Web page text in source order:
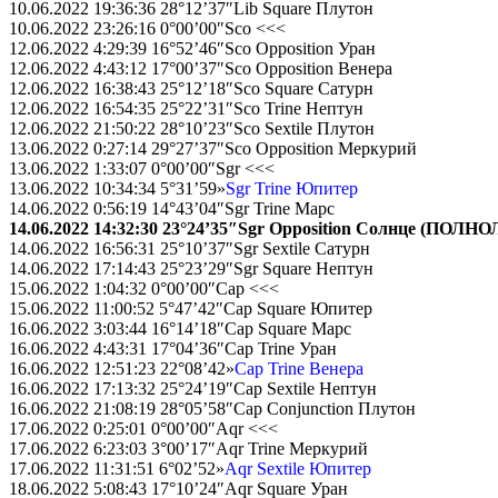
10.06.2022 19:36:36 28°12’37″Lib Square Плутон
10.06.2022 23:26:16 0°00’00″Sco <<<
12.06.2022 4:29:39 16°52’46″Sco Opposition Уран
12.06.2022 4:43:12 17°00’37″Sco Opposition Венера
12.06.2022 16:38:43 25°12’18″Sco Square Сатурн
12.06.2022 16:54:35 25°22’31″Sco Trine Нептун
12.06.2022 21:50:22 28°10’23″Sco Sextile Плутон
13.06.2022 0:27:14 29°27’37″Sco Opposition Меркурий
13.06.2022 1:33:07 0°00’00″Sgr <<<
13.06.2022 10:34:34 5°31’59»Sgr Trine Юпитер
14.06.2022 0:56:19 14°43’04″Sgr Trine Марс
14.06.2022 14:32:30 23°24’35″Sgr Opposition Солнце
14.06.2022 16:56:31 25°10’37″Sgr Sextile Сатурн
14.06.2022 17:14:43 25°23’29″Sgr Square Нептун
15.06.2022 1:04:32 0°00’00″Cap <<<
15.06.2022 11:00:52 5°47’42″Cap Square Юпитер
16.06.2022 3:03:44 16°14’18″Cap Square Марс
16.06.2022 4:43:31 17°04’36″Cap Trine Уран
16.06.2022 12:51:23 22°08’42»Cap Trine Венера
16.06.2022 17:13:32 25°24’19″Cap Sextile Нептун
16.06.2022 21:08:19 28°05’58″Cap Conjunction Плутон
17.06.2022 0:25:01 0°00’00″Aqr <<<
17.06.2022 6:23:03 3°00’17″Aqr Trine Меркурий
17.06.2022 11:31:51 6°02’52»Aqr Sextile Юпитер
18.06.2022 5:08:43 17°10’24″Aqr Square Уран